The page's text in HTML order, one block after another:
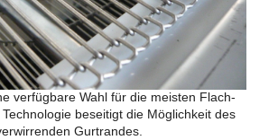
verfügbare Wahl für die meisten Flach-
beseitigt die Möglichkeit des
Gurtrandes.